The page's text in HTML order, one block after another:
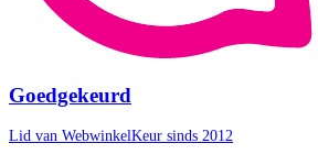
Goedgekeurd
Lid van WebwinkelKeur sinds 2012